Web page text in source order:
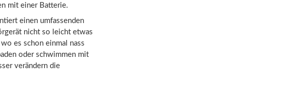
mit einer Batterie.
einen umfassenden
nicht so leicht etwas
es schon einmal nass
oder schwimmen mit
verändern die